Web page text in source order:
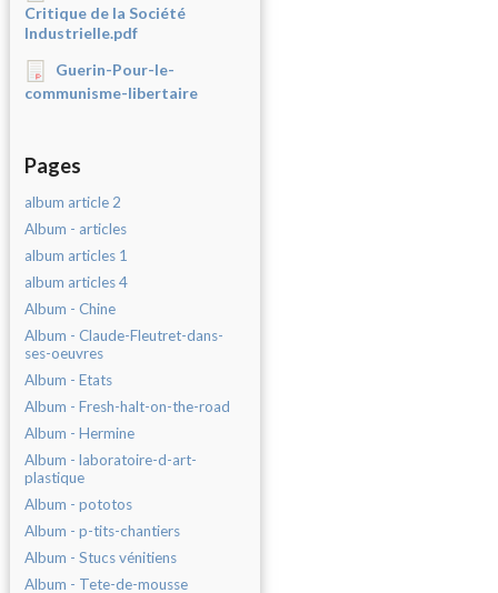
Critique de la Société
Industrielle.pdf
Guerin-Pour-le-
communisme-libertaire
Pages
album article 2
Album - articles
album articles 1
album articles 4
Album - Chine
Album - Claude-Fleutret-dans-
ses-oeuvres
Album - Etats
Album - Fresh-halt-on-the-road
Album - Hermine
Album - laboratoire-d-art-
plastique
Album - pototos
Album - p-tits-chantiers
Album - Stucs vénitiens
Album - Tete-de-mousse